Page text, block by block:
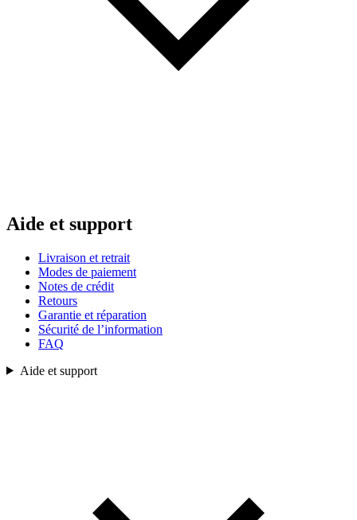
Aide et support
Livraison et retrait
Modes de paiement
Notes de crédit
Retours
Garantie et réparation
Sécurité de l’information
FAQ
Aide et support